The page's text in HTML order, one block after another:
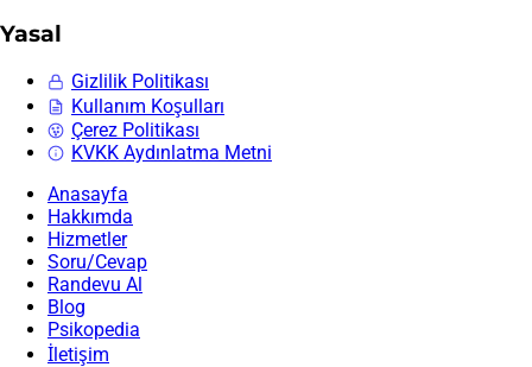
Yasal
Gizlilik Politikası
Kullanım Koşulları
Çerez Politikası
KVKK Aydınlatma Metni
Anasayfa
Hakkımda
Hizmetler
Soru/Cevap
Randevu Al
Blog
Psikopedia
İletişim